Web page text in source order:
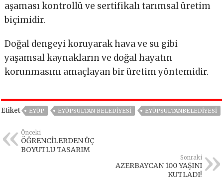
aşaması kontrollü ve sertifikalı tarımsal üretim
biçimidir.
Doğal dengeyi koruyarak hava ve su gibi
yaşamsal kaynakların ve doğal hayatın
korunmasını amaçlayan bir üretim yöntemidir.
Etiket EYÜP EYÜPSULTAN BELEDIYESI EYÜPSULTANBELEDIYESI
Önceki
ÖĞRENCİLERDEN ÜÇ
BOYUTLU TASARIM
Sonraki
AZERBAYCAN 100 YAŞINI
KUTLADI!